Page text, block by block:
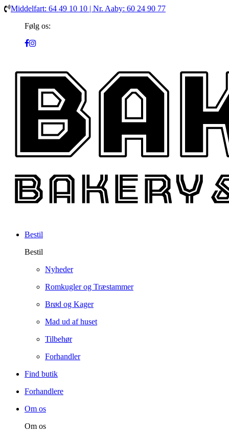
Middelfart: 64 49 10 10 | Nr. Aaby: 60 24 90 77
Følg os:
Bestil
Bestil
Nyheder
Romkugler og Træstammer
Brød og Kager
Mad ud af huset
Tilbehør
Forhandler
Find butik
Forhandlere
Om os
Om os